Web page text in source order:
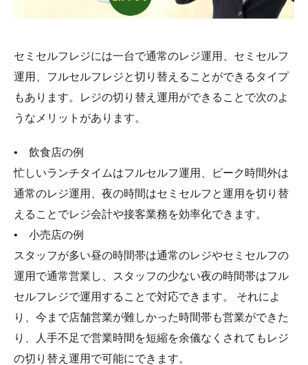
セミセルフレジには一台で通常のレジ運用、セミセルフ
運用、フルセルフレジと切り替えることができるタイプ
もあります。レジの切り替え運用ができることで次のよ
うなメリットがあります。
• 飲食店の例
忙しいランチタイムはフルセルフ運用、ピーク時間外は
通常のレジ運用、夜の時間はセミセルフと運用を切り替
えることでレジ会計や接客業務を効率化できます。
• 小売店の例
スタッフが多い昼の時間帯は通常のレジやセミセルフの
運用で通常営業し、スタッフの少ない夜の時間帯はフル
セルフレジで運用することで対応できます。 それによ
り、今まで店舗営業が難しかった時間帯も営業ができた
り、人手不足で営業時間を短縮を余儀なくされてもレジ
の切り替え運用で可能にできます。